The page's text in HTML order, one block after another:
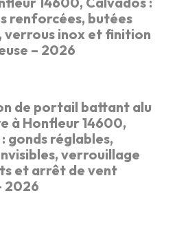
renforcées, butées
verrous inox et finition
– 2026
de portail battant alu
à Honfleur 14600,
gonds réglables,
verrouillage
et arrêt de vent
2026